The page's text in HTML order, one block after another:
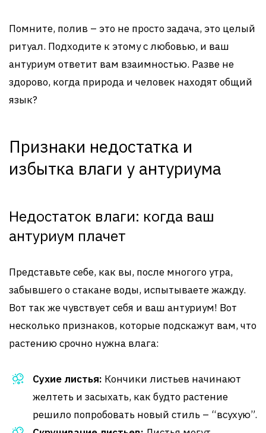
Помните, полив – это не просто задача, это целый
ритуал. Подходите к этому с любовью, и ваш
антуриум ответит вам взаимностью. Разве не
здорово, когда природа и человек находят общий
язык?
Признаки недостатка и
избытка влаги у антуриума
Недостаток влаги: когда ваш
антуриум плачет
Представьте себе, как вы, после многого утра,
забывшего о стакане воды, испытываете жажду.
Вот так же чувствует себя и ваш антуриум! Вот
несколько признаков, которые подскажут вам, что
растению срочно нужна влага:
Сухие листья: Кончики листьев начинают
желтеть и засыхать, как будто растение
решило попробовать новый стиль – “всухую”.